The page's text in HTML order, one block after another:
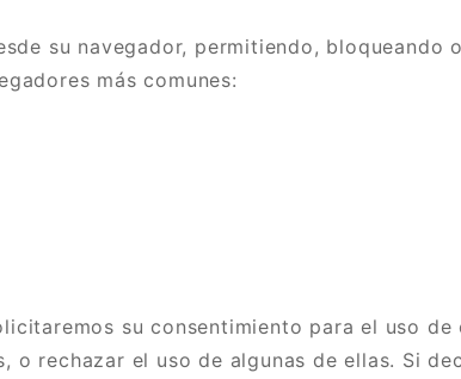
su navegador, permitiendo, bloqueando
más comunes:
su consentimiento para el uso
rechazar el uso de algunas de ellas. Si